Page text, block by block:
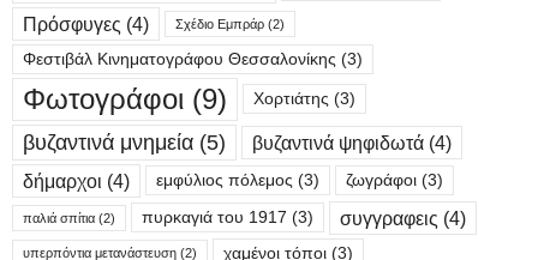
Πρόσφυγες (4) Σχέδιο Εμπράρ (2)
Φεστιβάλ Κινηματογράφου Θεσσαλονίκης (3)
Φωτογράφοι (9) Χορτιάτης (3)
βυζαντινά μνημεία (5) βυζαντινά ψηφιδωτά (4)
δήμαρχοι (4) εμφύλιος πόλεμος (3) ζωγράφοι (3)
παλιά σπίτια (2) πυρκαγιά του 1917 (3) συγγραφεις (4)
υπερπόντια μετανάστευση (2) χαμένοι τόποι (3)